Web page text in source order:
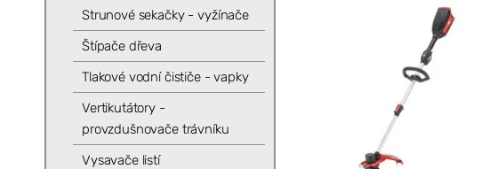
Strunové sekačky - vyžínače
Štípače dřeva
Tlakové vodní čističe - vapky
Vertikutátory -
provzdušnovače trávníku
Vysavače listí